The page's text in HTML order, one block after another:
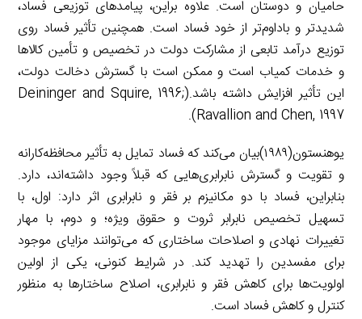
حامیان و دوستان است. علاوه براین، پیامدهای توزیعی فساد،
شدیدتر و باداوم‌تر از خود فساد است. همچنین تأثیر فساد روی
توزیع درآمد تابعی از مشارکت دولت در تخصیص و تأمین کالاها
و خدمات کمیاب است و ممکن است با گسترش دخالت دولت،
این تأثیر افزایش داشته باشد.(Deininger and Squire, 1996;
Ravallion and Chen, 1997).
یوهنستون(۱۹۸۹)بیان می‌کند که فساد تمایل به تأثیر محافظه‌کارانه
و تقویت و گسترش نابرابری‌هایی که قبلاً وجود داشته‌اند، دارد.
بنابراین، فساد با دو مکانیزم بر فقر و نابرابری اثر دارد: اول، با
تسهیل تخصیص نابرابر ثروت و حقوق ویژه؛ و دوم، با مهار
تغییرات نهادی و اصلاحات ساختاری که می‌توانند مزایای موجود
برای مفسدین را تهدید کند. در شرایط کنونی، یکی از اولین
اولویت‌ها برای کاهش فقر و نابرابری، اصلاح ساختارها به منظور
کنترل و کاهش فساد است.